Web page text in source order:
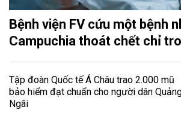
Bệnh viện FV cứu một bệnh
Campuchia thoát chết chỉ
Tập đoàn Quốc tế Á Châu trao 2.000 mũ
bảo hiểm đạt chuẩn cho người dân
Ngãi